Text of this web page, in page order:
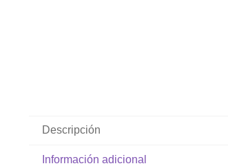
Descripción
Información adicional